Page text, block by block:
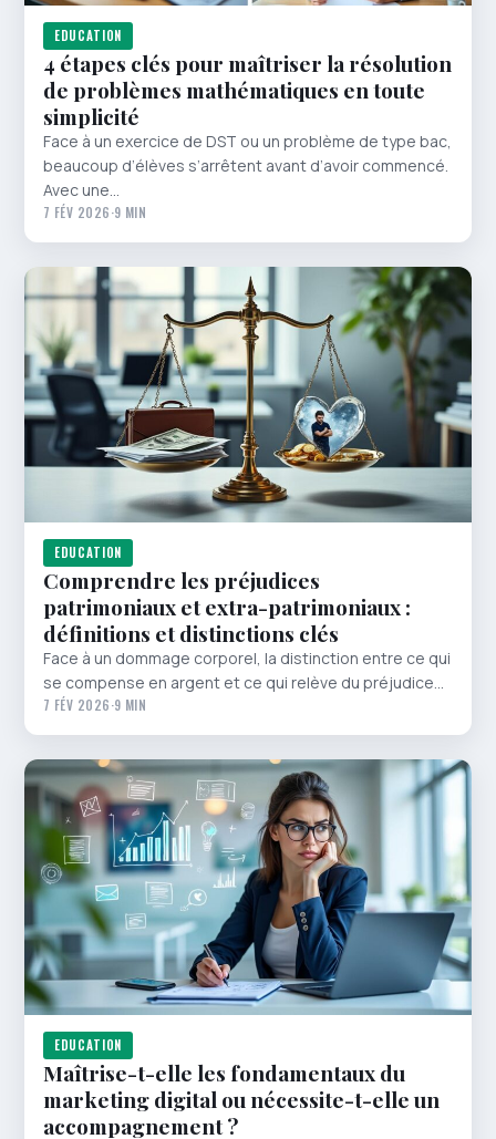
EDUCATION
4 étapes clés pour maîtriser la résolution
de problèmes mathématiques en toute
simplicité
Face à un exercice de DST ou un problème de type bac,
beaucoup d’élèves s’arrêtent avant d’avoir commencé.
Avec une…
7 FÉV 2026·9 MIN
EDUCATION
Comprendre les préjudices
patrimoniaux et extra-patrimoniaux :
définitions et distinctions clés
Face à un dommage corporel, la distinction entre ce qui
se compense en argent et ce qui relève du préjudice…
7 FÉV 2026·9 MIN
EDUCATION
Maîtrise-t-elle les fondamentaux du
marketing digital ou nécessite-t-elle un
accompagnement ?